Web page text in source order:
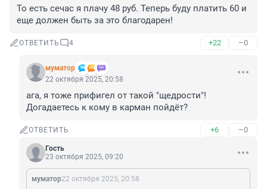
То есть сечас я плачу 48 руб. Теперь буду платить 60 и
еще должен быть за это благодарен!
ОТВЕТИТЬ 4 +22 –0
муматор
22 октября 2025, 20:58
ага, я тоже прифигел от такой "щедрости"!
Догадаетесь к кому в карман пойдёт?
ОТВЕТИТЬ +6 –0
Гость
23 октября 2025, 09:20
муматор22 октября 2025, 20:58